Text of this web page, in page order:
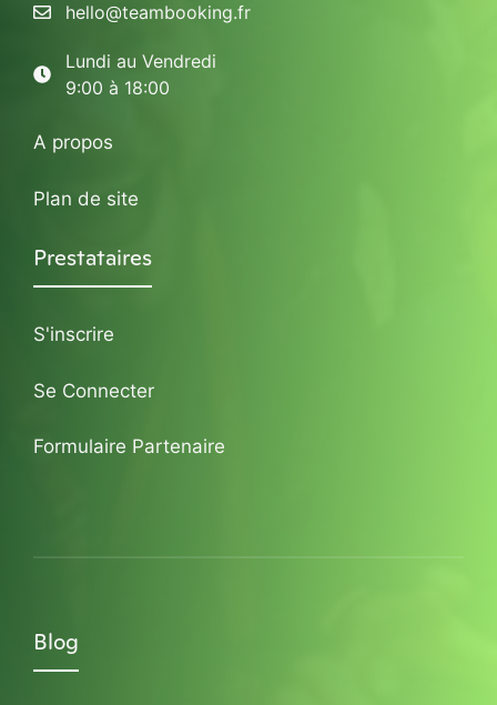
hello@teambooking.fr
Lundi au Vendredi
9:00 à 18:00
A propos
Plan de site
Prestataires
S'inscrire
Se Connecter
Formulaire Partenaire
Blog